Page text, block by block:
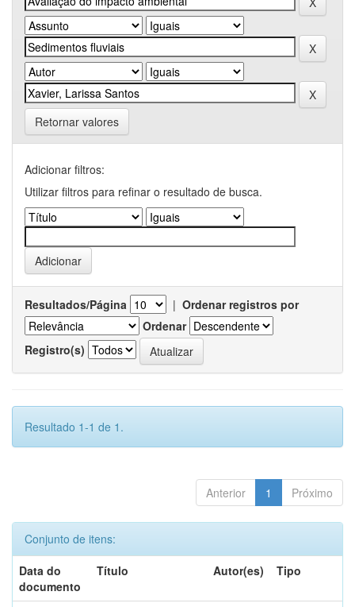
Retornar valores
Adicionar filtros:
Utilizar filtros para refinar o resultado de busca.
Resultados/Página | Ordenar registros por
Ordenar
Registro(s)
Resultado 1-1 de 1.
Anterior 1 Próximo
Conjunto de itens:
Data do
documento
Título Autor(es) Tipo